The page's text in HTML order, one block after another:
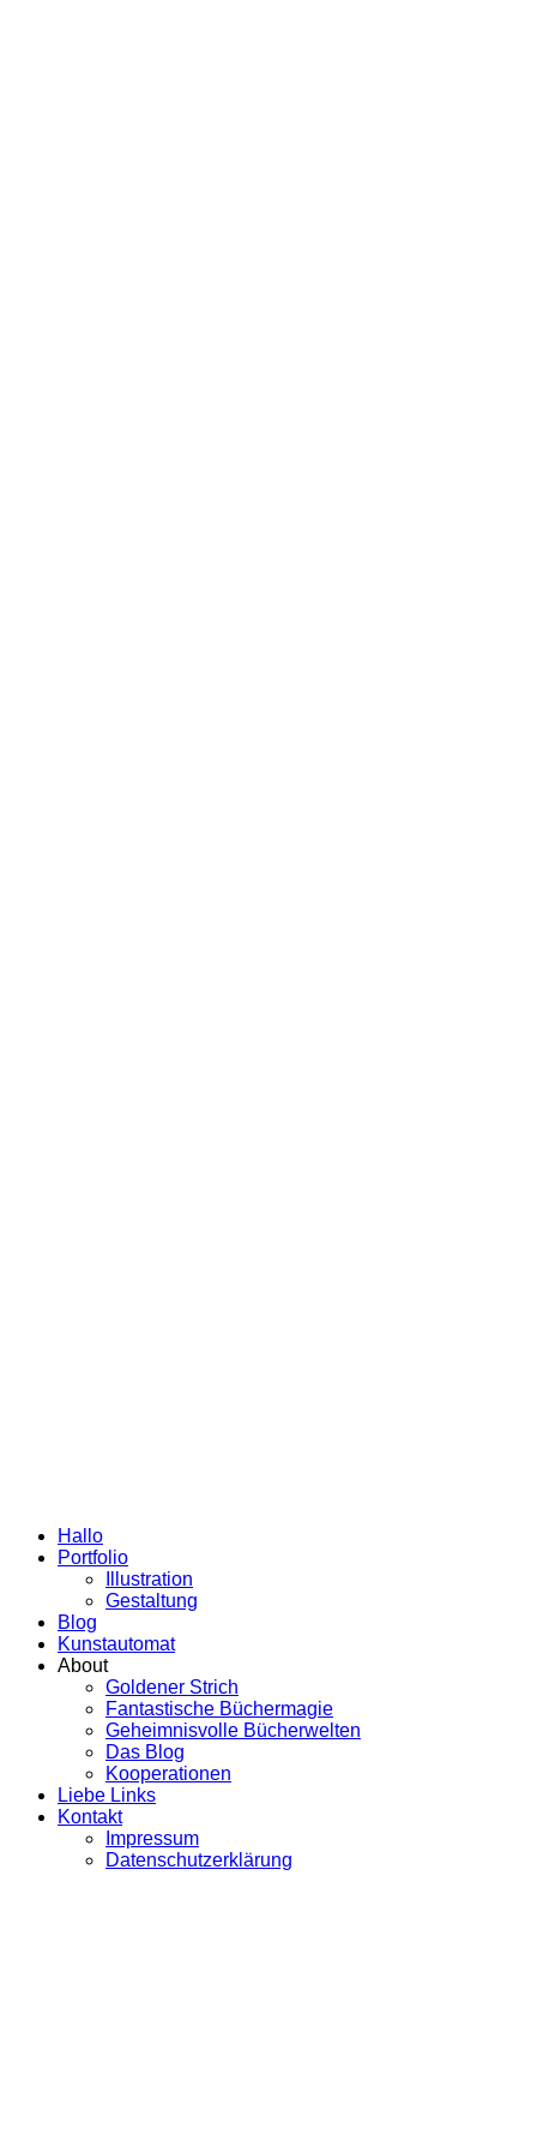
Hallo
Portfolio
Illustration
Gestaltung
Blog
Kunstautomat
About
Goldener Strich
Fantastische Büchermagie
Geheimnisvolle Bücherwelten
Das Blog
Kooperationen
Liebe Links
Kontakt
Impressum
Datenschutzerklärung